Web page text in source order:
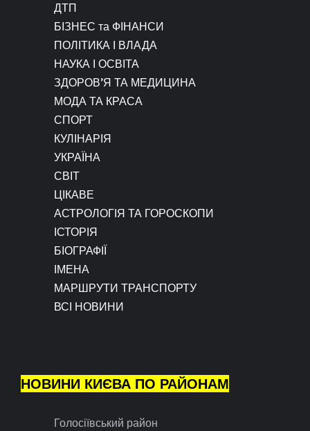
ДТП
БІЗНЕС та ФІНАНСИ
ПОЛІТИКА І ВЛАДА
НАУКА І ОСВІТА
ЗДОРОВ’Я ТА МЕДИЦИНА
МОДА ТА КРАСА
СПОРТ
КУЛІНАРІЯ
УКРАЇНА
СВІТ
ЦІКАВЕ
АСТРОЛОГІЯ ТА ГОРОСКОПИ
ІСТОРІЯ
БІОГРАФІЇ
ІМЕНА
МАРШРУТИ ТРАНСПОРТУ
ВСІ НОВИНИ
НОВИНИ КИЄВА ПО РАЙОНАМ
Голосіївський район